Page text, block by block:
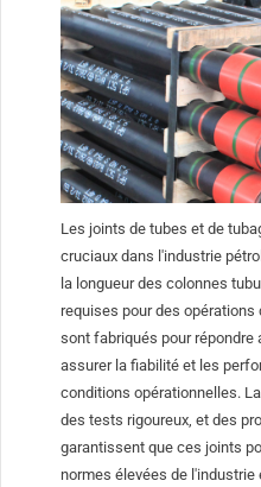
Les joints de tubes et de
cruciaux dans l'industrie
la longueur des colonnes
requises pour des
sont fabriqués pour répondre
assurer la fiabilité et les
conditions opérationnelles.
des tests rigoureux, et des
garantissent que ces joints
normes élevées de